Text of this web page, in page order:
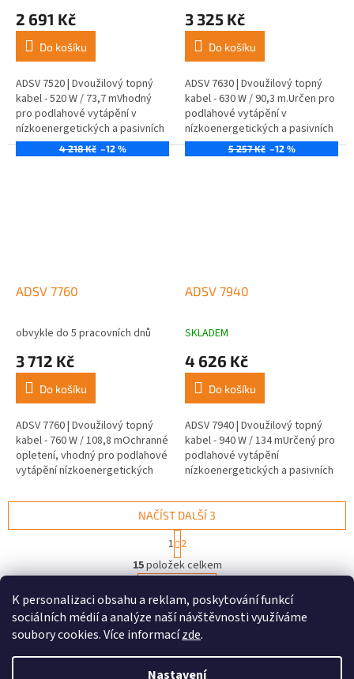
K personalizaci obsahu a reklam, poskytování funkcí
sociálních médií a analýze naší návštěvnosti využíváme
soubory cookies. Více informacízde.
Nastavení
2 691 Kč
Do košíku
ADSV 7520 | Dvoužilový topný
kabel - 520 W / 73,7 mVhodný
pro podlahové vytápění v
nízkoenergetických a pasivních
domech.
3 325 Kč
Do košíku
ADSV 7630 | Dvoužilový topný
kabel - 630 W / 90,3 m.Určen pro
podlahové vytápění v
nízkoenergetických a pasivních
domech.
4 218 Kč –12 %
ADSV 7760
obvykle do 5 pracovních dnů
3 712 Kč
Do košíku
ADSV 7760 | Dvoužilový topný
kabel - 760 W / 108,8 mOchranné
opletení, vhodný pro podlahové
vytápění nízkoenergetických
5 257 Kč –12 %
ADSV 7940
SKLADEM
4 626 Kč
Do košíku
ADSV 7940 | Dvoužilový topný
kabel - 940 W / 134 mUrčený pro
podlahové vytápění
nízkoenergetických a pasivních
O
v
á
d
a
í
NAČÍST DALŠÍ 3
t
r
á
k
o
v
á
n
í
1 2
15položek celkem